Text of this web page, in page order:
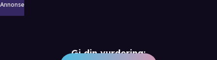
Annonse
Gi din vurdering: